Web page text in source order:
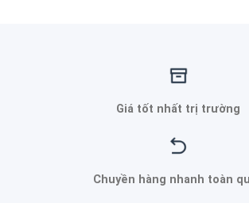
Giá tốt nhất trị trường
Chuyền hàng nhanh toàn